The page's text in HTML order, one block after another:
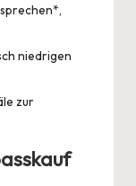
niedrigen
zur